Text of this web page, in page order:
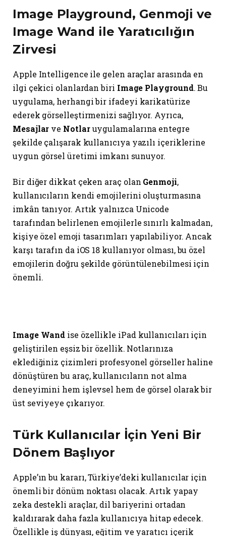
Image Playground, Genmoji ve
Image Wand ile Yaratıcılığın
Zirvesi
Apple Intelligence ile gelen araçlar arasında en
ilgi çekici olanlardan biri Image Playground. Bu
uygulama, herhangi bir ifadeyi karikatürize
ederek görselleştirmenizi sağlıyor. Ayrıca,
Mesajlar ve Notlaruygulamalarına entegre
şekilde çalışarak kullanıcıya yazılı içeriklerine
uygun görsel üretimi imkanı sunuyor.
Bir diğer dikkat çeken araç olan Genmoji,
kullanıcıların kendi emojilerini oluşturmasına
imkân tanıyor. Artık yalnızca Unicode
tarafından belirlenen emojilerle sınırlı kalmadan,
kişiye özel emoji tasarımları yapılabiliyor. Ancak
karşı tarafın da iOS 18 kullanıyor olması, bu özel
emojilerin doğru şekilde görüntülenebilmesi için
önemli.
Image Wand ise özellikle iPad kullanıcıları için
geliştirilen eşsiz bir özellik. Notlarınıza
eklediğiniz çizimleri profesyonel görseller haline
dönüştüren bu araç, kullanıcıların not alma
deneyimini hem işlevsel hem de görsel olarak bir
üst seviyeye çıkarıyor.
Türk Kullanıcılar İçin Yeni Bir
Dönem Başlıyor
Apple’ın bu kararı, Türkiye’deki kullanıcılar için
önemli bir dönüm noktası olacak. Artık yapay
zeka destekli araçlar, dil bariyerini ortadan
kaldırarak daha fazla kullanıcıya hitap edecek.
Özellikle iş dünyası, eğitim ve yaratıcı içerik